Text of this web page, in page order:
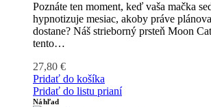
Poznáte ten moment, keď vaša mačka
hypnotizuje mesiac, akoby práve
dostane? Náš strieborný prsteň Moon
tento…
27,80 €
Pridať do košíka
Pridať do listu prianí
Náhľad